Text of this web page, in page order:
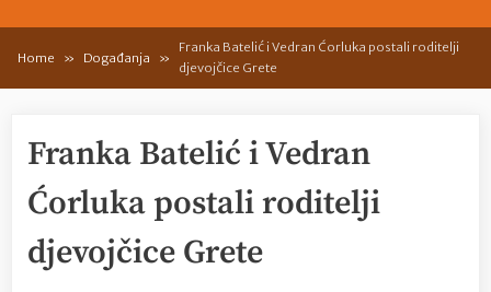
Home Događanja
Franka Batelić i Vedran Ćorluka postali roditelji
djevojčice Grete
Franka Batelić i Vedran
Ćorluka postali roditelji
djevojčice Grete